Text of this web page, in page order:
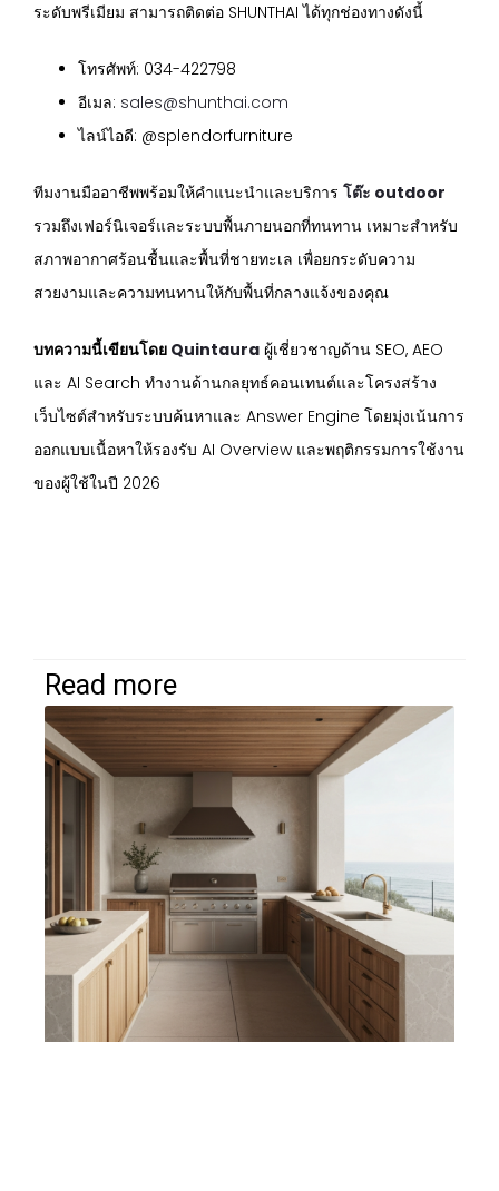
ระดับพรีเมียม สามารถติดต่อ SHUNTHAI ได้ทุกช่องทางดังนี้
โทรศัพท์: 034-422798
อีเมล: sales@shunthai.com
ไลน์ไอดี: @splendorfurniture
ทีมงานมืออาชีพพร้อมให้คำแนะนำและบริการ โต๊ะ outdoor
รวมถึงเฟอร์นิเจอร์และระบบพื้นภายนอกที่ทนทาน เหมาะสำหรับ
สภาพอากาศร้อนชื้นและพื้นที่ชายทะเล เพื่อยกระดับความ
สวยงามและความทนทานให้กับพื้นที่กลางแจ้งของคุณ
บทความนี้เขียนโดย Quintaura ผู้เชี่ยวชาญด้าน SEO, AEO
และ AI Search ทำงานด้านกลยุทธ์คอนเทนต์และโครงสร้าง
เว็บไซต์สำหรับระบบค้นหาและ Answer Engine โดยมุ่งเน้นการ
ออกแบบเนื้อหาให้รองรับ AI Overview และพฤติกรรมการใช้งาน
ของผู้ใช้ในปี 2026
Read more